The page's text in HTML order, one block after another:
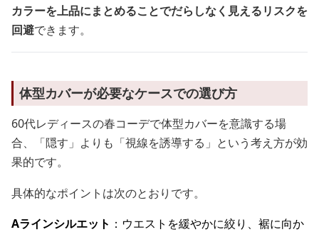
カラーを上品にまとめることでだらしなく見えるリスクを
回避できます。
体型カバーが必要なケースでの選び方
60代レディースの春コーデで体型カバーを意識する場
合、「隠す」よりも「視線を誘導する」という考え方が効
果的です。
具体的なポイントは次のとおりです。
Aラインシルエット ：ウエストを緩やかに絞り、裾に向か